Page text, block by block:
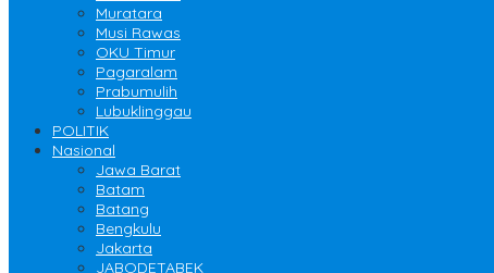
Muratara
Musi Rawas
OKU Timur
Pagaralam
Prabumulih
Lubuklinggau
POLITIK
Nasional
Jawa Barat
Batam
Batang
Bengkulu
Jakarta
JABODETABEK